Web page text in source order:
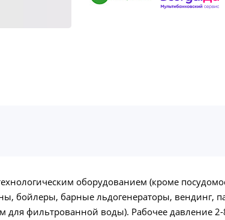
оборудованием (кроме
бойлеры, барные льдогенераторы, вендинг,
фильтрованной воды). Рабочее давление